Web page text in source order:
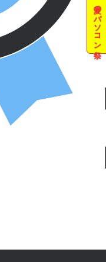
夏のパソコン祭